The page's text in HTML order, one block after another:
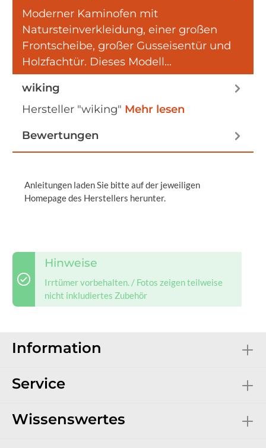
Moderner Kaminofen mit
Natursteinverkleidung, einer großen
Frontscheibe, großer Gusseisentür und
Holzfachtür. Dieses Modell…
wiking
Hersteller "wiking" Mehr lesen
Bewertungen
Anleitungen laden Sie bitte auf der jeweiligen
Homepage des Herstellers herunter.
Hinweise
Irrtümer vorbehalten. / Fotos zeigen teilweise
nicht inkludiertes Zubehör
Information
Service
Wissenswertes